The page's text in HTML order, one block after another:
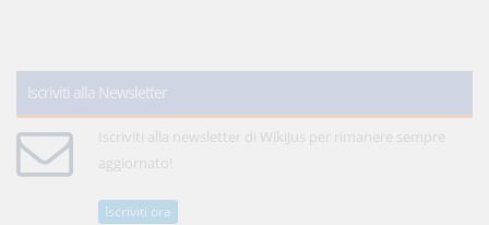
Iscriviti alla Newsletter
Iscriviti alla newsletter di WikiJus per rimanere sempre
aggiornato!
Iscriviti ora